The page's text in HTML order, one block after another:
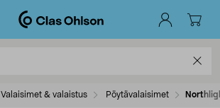
Valaisimet & valaistus Pöytävalaisimet